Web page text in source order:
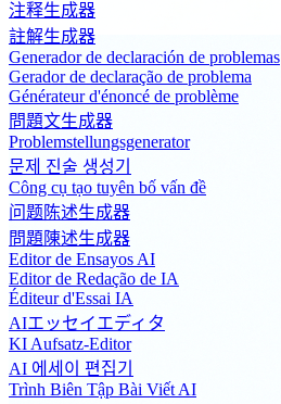
注释生成器
註解生成器
Generador de declaración de problemas
Gerador de declaração de problema
Générateur d'énoncé de problème
問題文生成器
Problemstellungsgenerator
문제 진술 생성기
Công cụ tạo tuyên bố vấn đề
问题陈述生成器
問題陳述生成器
Editor de Ensayos AI
Editor de Redação de IA
Éditeur d'Essai IA
AIエッセイエディタ
KI Aufsatz-Editor
AI 에세이 편집기
Trình Biên Tập Bài Viết AI